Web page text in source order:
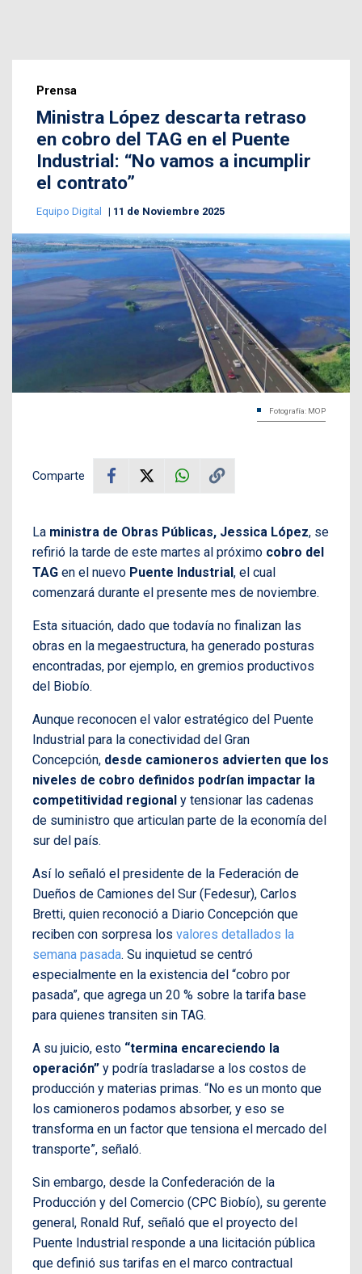
Prensa
Ministra López descarta retraso
en cobro del TAG en el Puente
Industrial: “No vamos a incumplir
el contrato”
Equipo Digital 11 de Noviembre 2025
Fotografía: MOP
Comparte
La ministra de Obras Públicas, Jessica López, se
refirió la tarde de este martes al próximo cobro del
TAG en el nuevo Puente Industrial, el cual
comenzará durante el presente mes de noviembre.
Esta situación, dado que todavía no finalizan las
obras en la megaestructura, ha generado posturas
encontradas, por ejemplo, en gremios productivos
del Biobío.
Aunque reconocen el valor estratégico del Puente
Industrial para la conectividad del Gran
Concepción, desde camioneros advierten que los
niveles de cobro definidos podrían impactar la
competitividad regional y tensionar las cadenas
de suministro que articulan parte de la economía del
sur del país.
Así lo señaló el presidente de la Federación de
Dueños de Camiones del Sur (Fedesur), Carlos
Bretti, quien reconoció a Diario Concepción que
reciben con sorpresa los valores detallados la
semana pasada. Su inquietud se centró
especialmente en la existencia del “cobro por
pasada”, que agrega un 20 % sobre la tarifa base
para quienes transiten sin TAG.
A su juicio, esto “termina encareciendo la
operación” y podría trasladarse a los costos de
producción y materias primas. “No es un monto que
los camioneros podamos absorber, y eso se
transforma en un factor que tensiona el mercado del
transporte”, señaló.
Sin embargo, desde la Confederación de la
Producción y del Comercio (CPC Biobío), su gerente
general, Ronald Ruf, señaló que el proyecto del
Puente Industrial responde a una licitación pública
que definió sus tarifas en el marco contractual